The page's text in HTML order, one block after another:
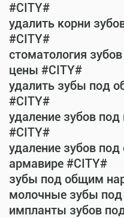
#CITY#
удалить корни
#CITY#
стоматология
цены #CITY#
удалить зубы под
#CITY#
удаление зубов
#CITY#
удаление зубов
армавире #CITY#
зубы под общим
молочные зубы
импланты зубов